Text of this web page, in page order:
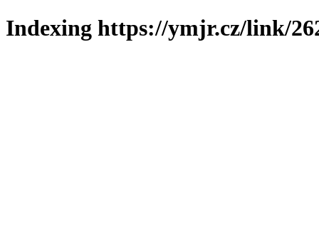
Indexing https://ymjr.cz/link/